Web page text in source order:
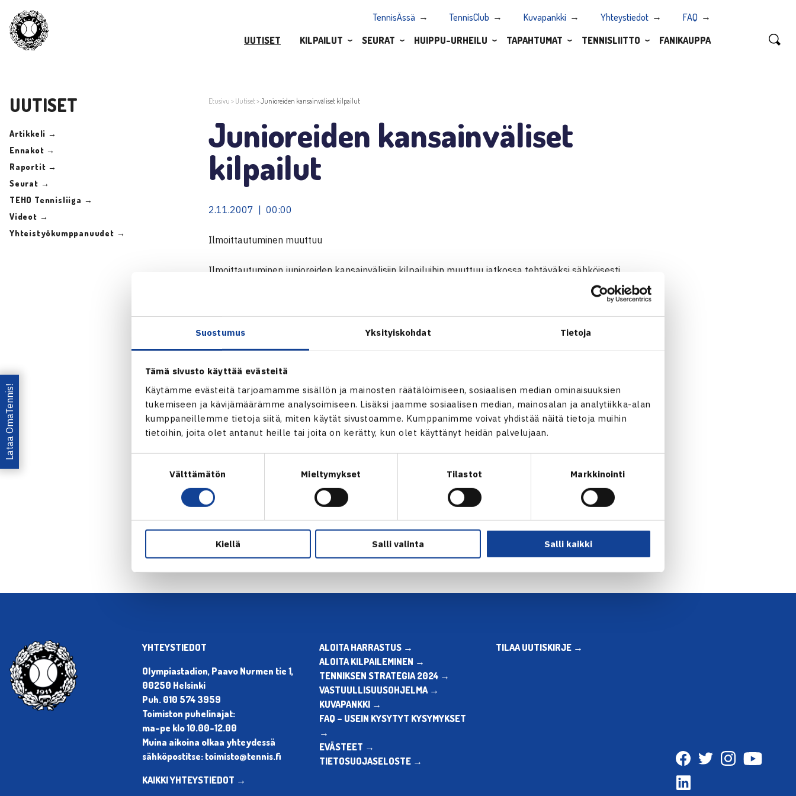
Suostumus Yksityiskohdat Tietoja
Tämä sivusto käyttää evästeitä
Käytämme evästeitä tarjoamamme sisällön ja mainosten räätälöimiseen, sosiaalisen median ominaisuuksien
tukemiseen ja kävijämäärämme analysoimiseen. Lisäksi jaamme sosiaalisen median, mainosalan ja analytiikka-alan
kumppaneillemme tietoja siitä, miten käytät sivustoamme. Kumppanimme voivat yhdistää näitä tietoja muihin
tietoihin, joita olet antanut heille tai joita on kerätty, kun olet käyttänyt heidän palvelujaan.
Välttämätön Mieltymykset Tilastot Markkinointi
Kiellä Salli valinta Salli kaikki
TennisÄssä TennisClub Kuvapankki Yhteystiedot
FAQ
UUTISET
KILPAILUT SEURAT HUIPPU-URHEILU TAPAHTUMAT TENNISLIITTO FANIKAUPPA
UUTISET
Artikkeli →
Ennakot →
Raportit →
Seurat →
TEHO Tennisliiga →
Videot →
Yhteistyökumppanuudet →
Etusivu > Uutiset>Junioreiden kansainväliset kilpailut
Junioreiden kansainväliset
kilpailut
2.11.2007 | 00:00
Ilmoittautuminen muuttuu
Ilmoittautuminen junioreiden kansainvälisiin kilpailuihin muuttuu jatkossa tehtäväksi sähköisesti.
Tennisliiton sivujen alle on tehty sähköinen lomake joka tulee täyttää jos pelaaja on halukas
osallistumaan kansainväliseen kilpailuun. Toinen vaihtoehto ilmoittaa pelaaja kilpailuun on käydä
kilpailun kotisivuilta täyttämässä virallinen entry form, joka lähetetään sähköisesti osoitteeseen
teemu.purho@tennis.fi
Ilmoittautumissivulle
Jaa:
Seuraava uutinen: Holmberg/Tuohimaa jatkoon Tukholmassa… →
Lataa OmaTennis!
YHTEYSTIEDOT
Olympiastadion, Paavo Nurmen tie 1,
00250 Helsinki
Puh. 010 574 3959
Toimiston puhelinajat:
ma-pe klo 10.00-12.00
Muina aikoina olkaa yhteydessä
sähköpostitse: toimisto@tennis.fi
KAIKKI YHTEYSTIEDOT →
ALOITA HARRASTUS →
ALOITA KILPAILEMINEN →
TENNIKSEN STRATEGIA 2024 →
VASTUULLISUUSOHJELMA →
KUVAPANKKI →
FAQ – USEIN KYSYTYT KYSYMYKSET
→
EVÄSTEET →
TIETOSUOJASELOSTE →
TILAA UUTISKIRJE →